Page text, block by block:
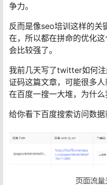
争力。
反而是像seo培训这样的关
在，所以都在拼命的优化
会比较强了。
我前几天写了twitter如何
证码这篇文章，可能很多
在百度一搜一大堆，为什么
给你看下百度搜索访问数据